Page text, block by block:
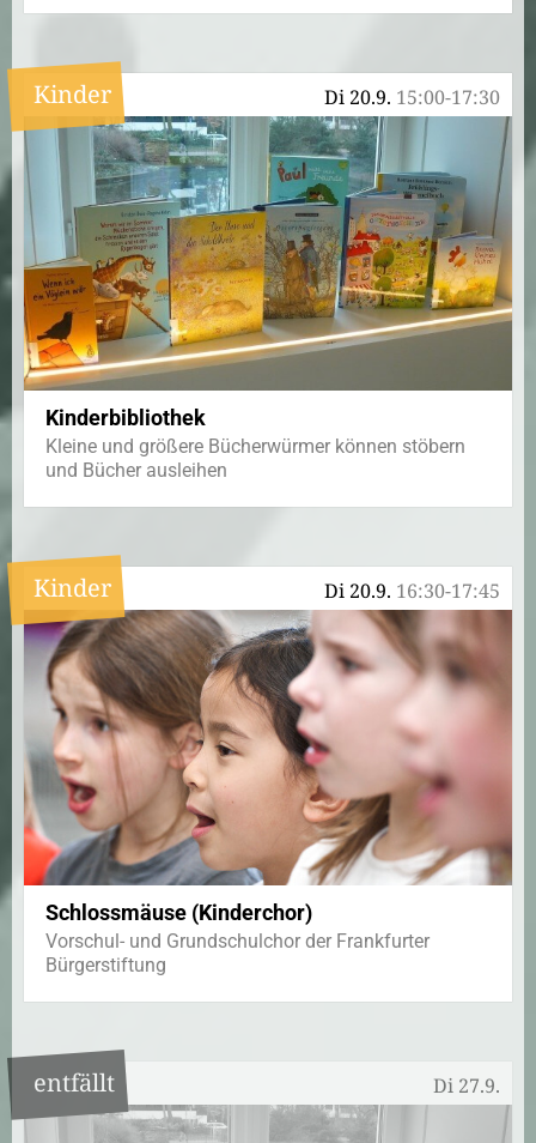
Di 20.9. 15:00-17:30
Kinder
Kinderbibliothek
Kleine und größere Bücherwürmer können stöbern
und Bücher ausleihen
Di 20.9. 16:30-17:45
Kinder
Schlossmäuse (Kinderchor)
Vorschul- und Grundschulchor der Frankfurter
Bürgerstiftung
Di 27.9.
entfällt